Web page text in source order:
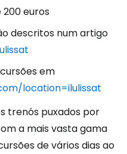
euros
descritos num artigo
em
location=ilulissat
trenós puxados por
a mais vasta gama
de vários dias ao